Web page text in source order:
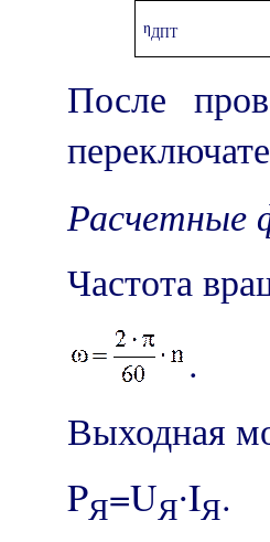
ηДПТ
После
Расчетные
Частота
.
Выходная
PЯ=UЯ∙IЯ.